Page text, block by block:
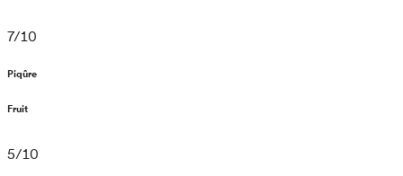
7/10
Piqûre
Fruit
5/10